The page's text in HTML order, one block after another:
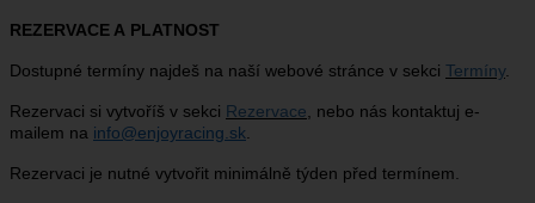
REZERVACE A PLATNOST
Dostupné termíny najdeš na naší webové stránce v sekci Termíny.
Rezervaci si vytvoříš v sekci Rezervace , nebo nás kontaktuj e-
mailem na info@enjoyracing.sk
Rezervaci je nutné vytvořit minimálně týden před termínem.